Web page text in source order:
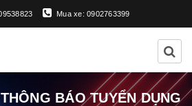
Mua xe: 0902763399
BÁO TUYỂN DỤNG